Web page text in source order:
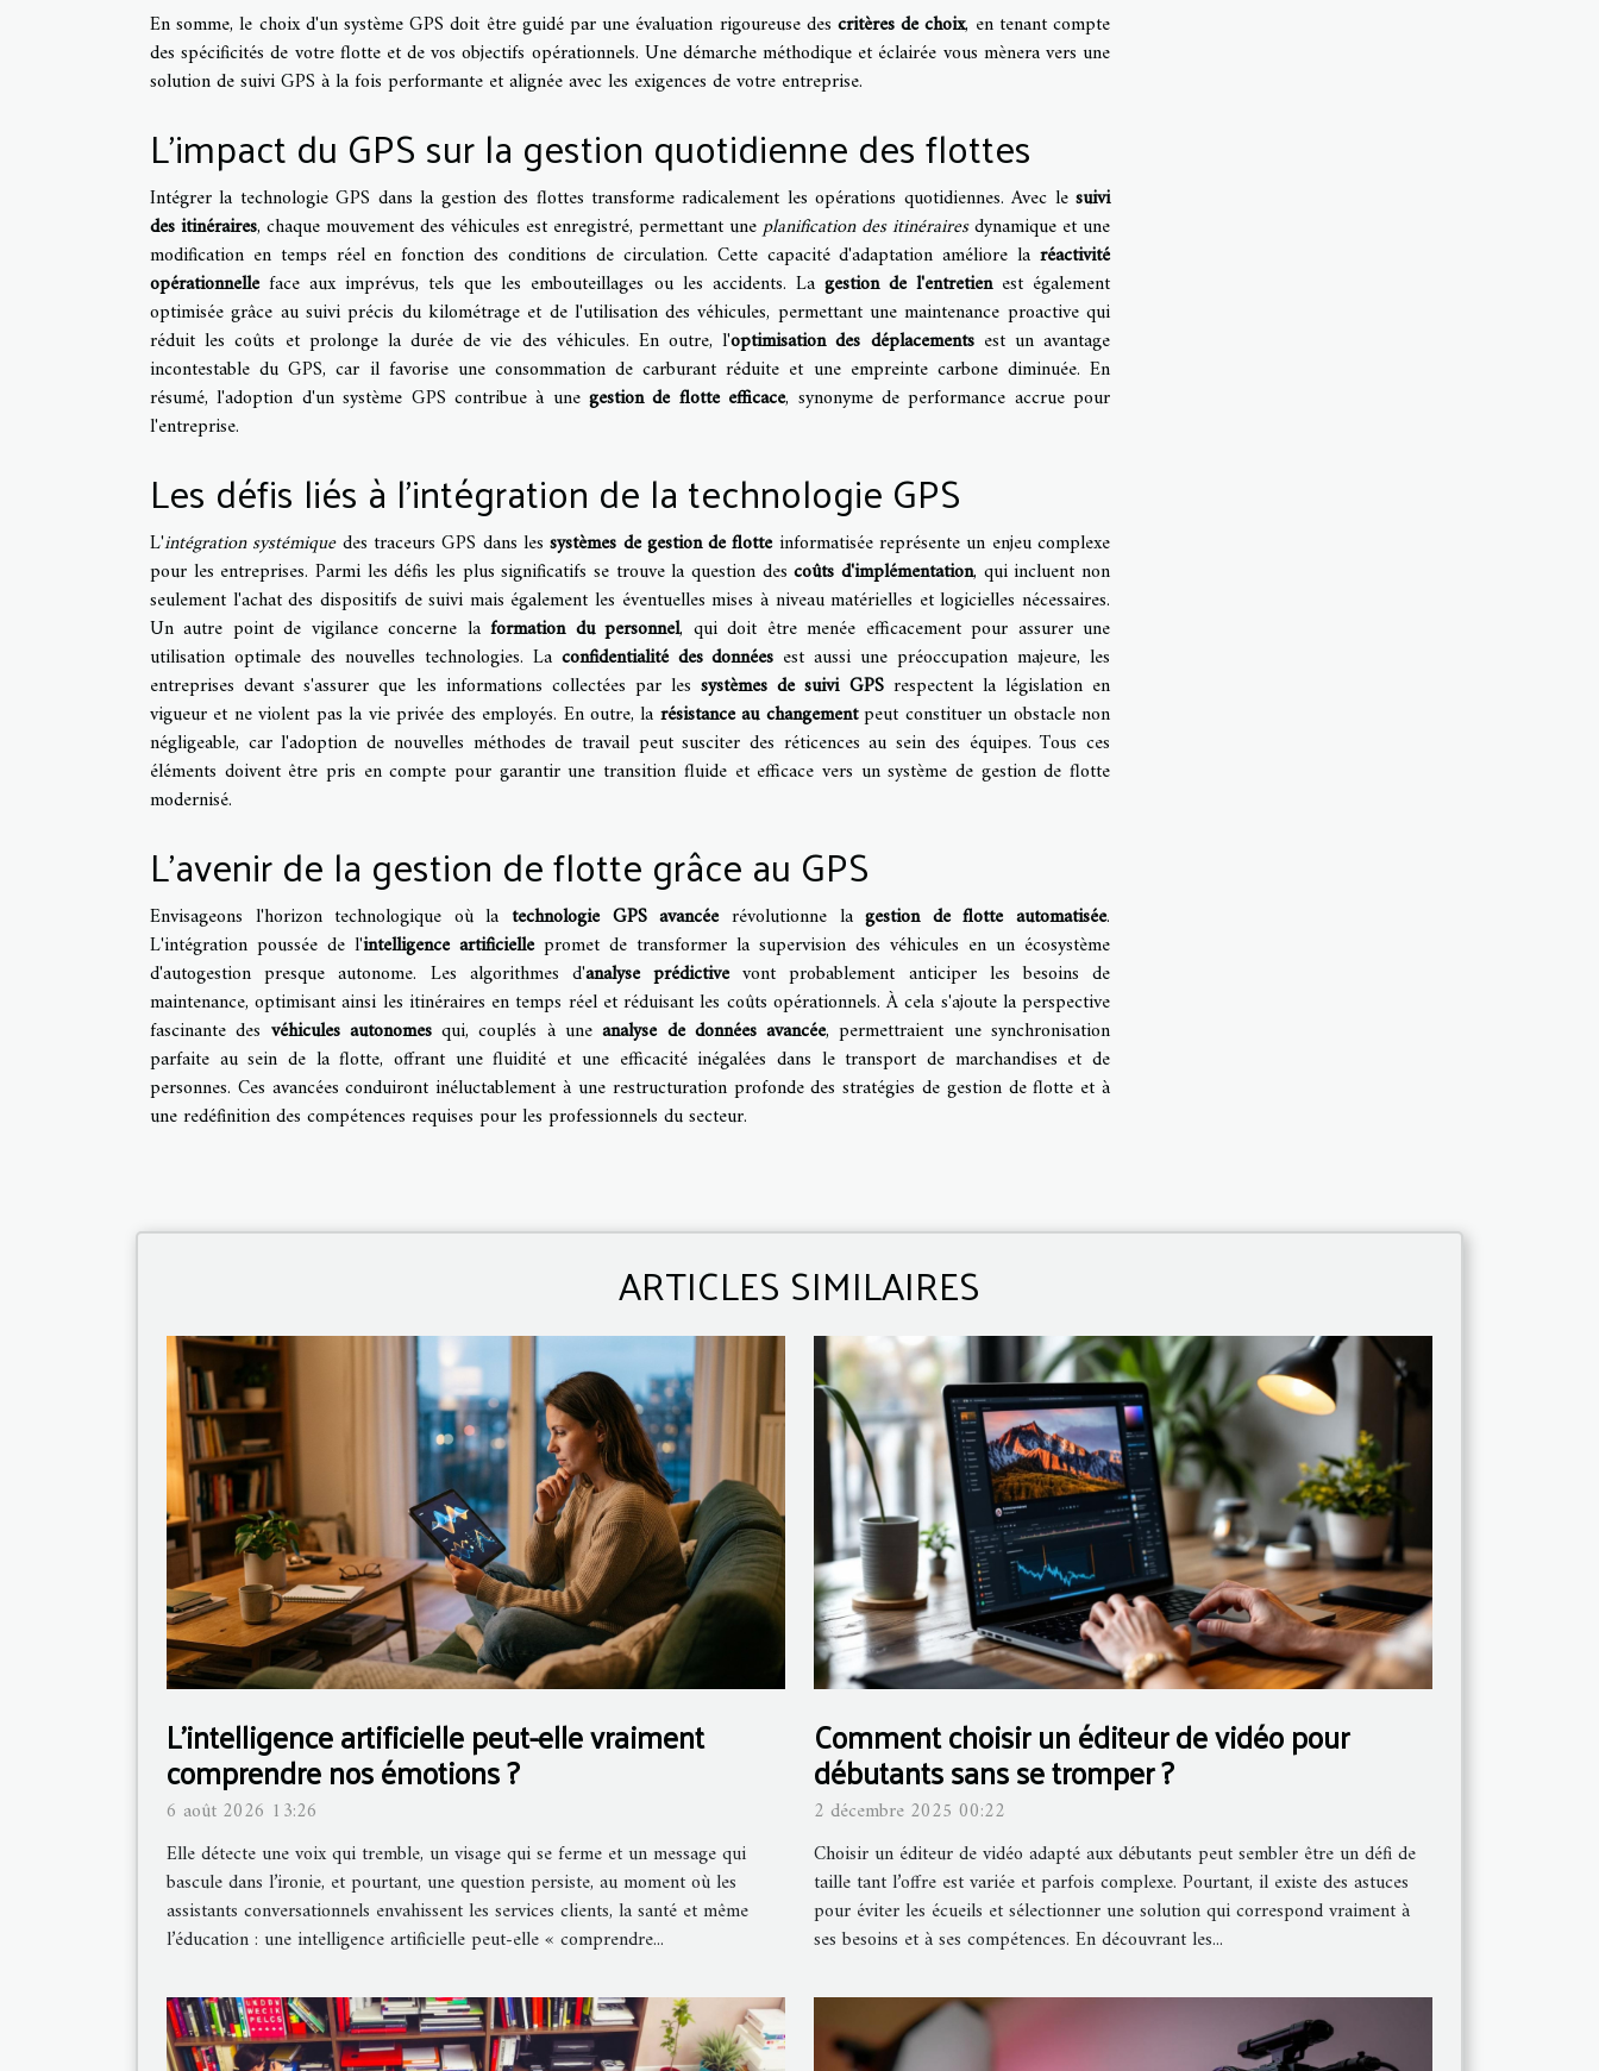
En somme, le choix d'un système GPS doit être guidé par une évaluation rigoureuse des critères de choix, en tenant compte
des spécificités de votre flotte et de vos objectifs opérationnels. Une démarche méthodique et éclairée vous mènera vers une
solution de suivi GPS à la fois performante et alignée avec les exigences de votre entreprise.
L'impact du GPS sur la gestion quotidienne des flottes
Intégrer la technologie GPS dans la gestion des flottes transforme radicalement les opérations quotidiennes. Avec le suivi
des itinéraires, chaque mouvement des véhicules est enregistré, permettant uneplanification des itinérairesdynamique et une
modification en temps réel en fonction des conditions de circulation. Cette capacité d'adaptation améliore la réactivité
opérationnelleface aux imprévus, tels que les embouteillages ou les accidents. La gestion de l'entretienest également
optimisée grâce au suivi précis du kilométrage et de l'utilisation des véhicules, permettant une maintenance proactive qui
réduit les coûts et prolonge la durée de vie des véhicules. En outre, l'optimisation des déplacementsest un avantage
incontestable du GPS, car il favorise une consommation de carburant réduite et une empreinte carbone diminuée. En
résumé, l'adoption d'un système GPS contribue à une gestion de flotte efficace, synonyme de performance accrue pour
l'entreprise.
Les défis liés à l'intégration de la technologie GPS
L'intégration systémiquedes traceurs GPS dans lessystèmes de gestion de flotteinformatisée représente un enjeu complexe
pour les entreprises. Parmi les défis les plus significatifs se trouve la question descoûts d'implémentation, qui incluent non
seulement l'achat des dispositifs de suivi mais également les éventuelles mises à niveau matérielles et logicielles nécessaires.
Un autre point de vigilance concerne laformation du personnel, qui doit être menée efficacement pour assurer une
utilisation optimale des nouvelles technologies. La confidentialité des données est aussi une préoccupation majeure, les
entreprises devant s'assurer que les informations collectées par lessystèmes de suivi GPSrespectent la législation en
vigueur et ne violent pas la vie privée des employés. En outre, la résistance au changementpeut constituer un obstacle non
négligeable, car l'adoption de nouvelles méthodes de travail peut susciter des réticences au sein des équipes. Tous ces
éléments doivent être pris en compte pour garantir une transition fluide et efficace vers un système de gestion de flotte
modernisé.
L'avenir de la gestion de flotte grâce au GPS
Envisageons l'horizon technologique où latechnologie GPS avancéerévolutionne lagestion de flotte automatisée.
L'intégration poussée de l'intelligence artificiellepromet de transformer la supervision des véhicules en un écosystème
d'autogestion presque autonome. Les algorithmes d'analyse prédictivevont probablement anticiper les besoins de
maintenance, optimisant ainsi les itinéraires en temps réel et réduisant les coûts opérationnels. À cela s'ajoute la perspective
fascinante des véhicules autonomesqui, couplés à uneanalyse de données avancée, permettraient une synchronisation
parfaite au sein de la flotte, offrant une fluidité et une efficacité inégalées dans le transport de marchandises et de
personnes. Ces avancées conduiront inéluctablement à une restructuration profonde des stratégies de gestion de flotte et à
une redéfinition des compétences requises pour les professionnels du secteur.
ARTICLES SIMILAIRES
L’intelligence artificielle peut-elle vraiment
comprendre nos émotions ?
6 août 2026 13:26
Elle détecte une voix qui tremble, un visage qui se ferme et un message qui
bascule dans l’ironie, et pourtant, une question persiste, au moment où les
assistants conversationnels envahissent les services clients, la santé et même
l’éducation : une intelligence artificielle peut-elle « comprendre...
Comment choisir un éditeur de vidéo pour
débutants sans se tromper ?
2 décembre 2025 00:22
Choisir un éditeur de vidéo adapté aux débutants peut sembler être un défi de
taille tant l’offre est variée et parfois complexe. Pourtant, il existe des astuces
pour éviter les écueils et sélectionner une solution qui correspond vraiment à
ses besoins et à ses compétences. En découvrant les...